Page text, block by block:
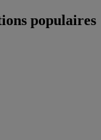
populaires